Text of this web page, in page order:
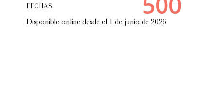
FECHAS
Disponible online desde el 1 de junio de 2026.